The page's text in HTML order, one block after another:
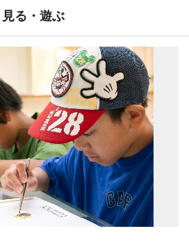
見る・遊ぶ